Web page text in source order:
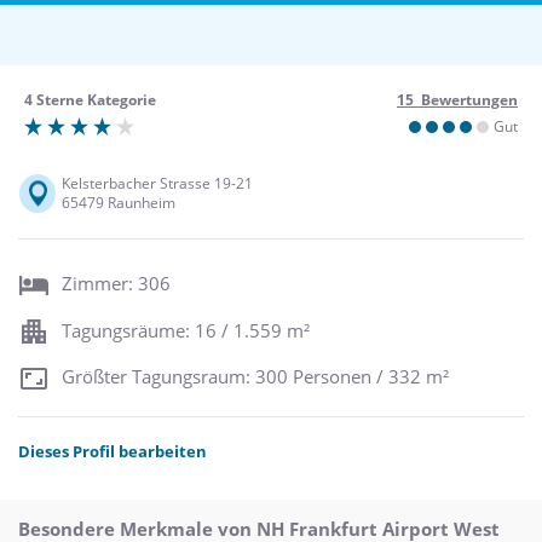
4 Sterne Kategorie
15 Bewertungen
Gut
Kelsterbacher Strasse 19-21
65479 Raunheim
Zimmer: 306
Tagungsräume: 16 / 1.559 m²
Größter Tagungsraum: 300 Personen / 332 m²
Dieses Profil bearbeiten
Besondere Merkmale von NH Frankfurt Airport West